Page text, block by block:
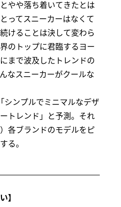
やや落ち着いてきたとは
ってスニーカーはなくて
けることは決して変わら
のトップに君臨するヨー
まで波及したトレンドの
なスニーカーがクールな
シンプルでミニマルなデザ
トレンド」と予測。それ
各ブランドのモデルをピ
る。
】